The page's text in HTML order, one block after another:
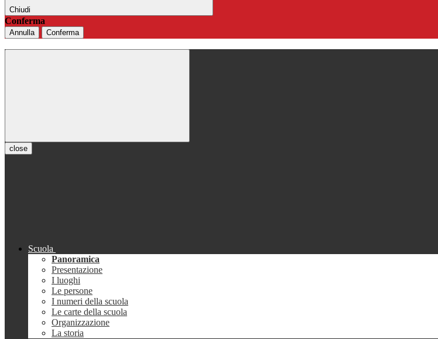
Chiudi
Conferma
Annulla Conferma
close
Scuola
Panoramica
Presentazione
I luoghi
Le persone
I numeri della scuola
Le carte della scuola
Organizzazione
La storia